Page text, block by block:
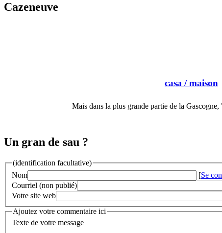
Cazeneuve
casa / maison
Mais dans la plus grande partie de la
Un gran de sau ?
(identification facultative)
Nom
[Se
Courriel (non publié)
Votre site web
Ajoutez votre commentaire ici
Texte de votre message